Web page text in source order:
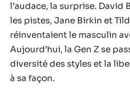
l’audace, la surprise. David
les pistes, Jane Birkin et
réinventaient le masculin
Aujourd’hui, la Gen Z se
diversité des styles et la
à sa façon.